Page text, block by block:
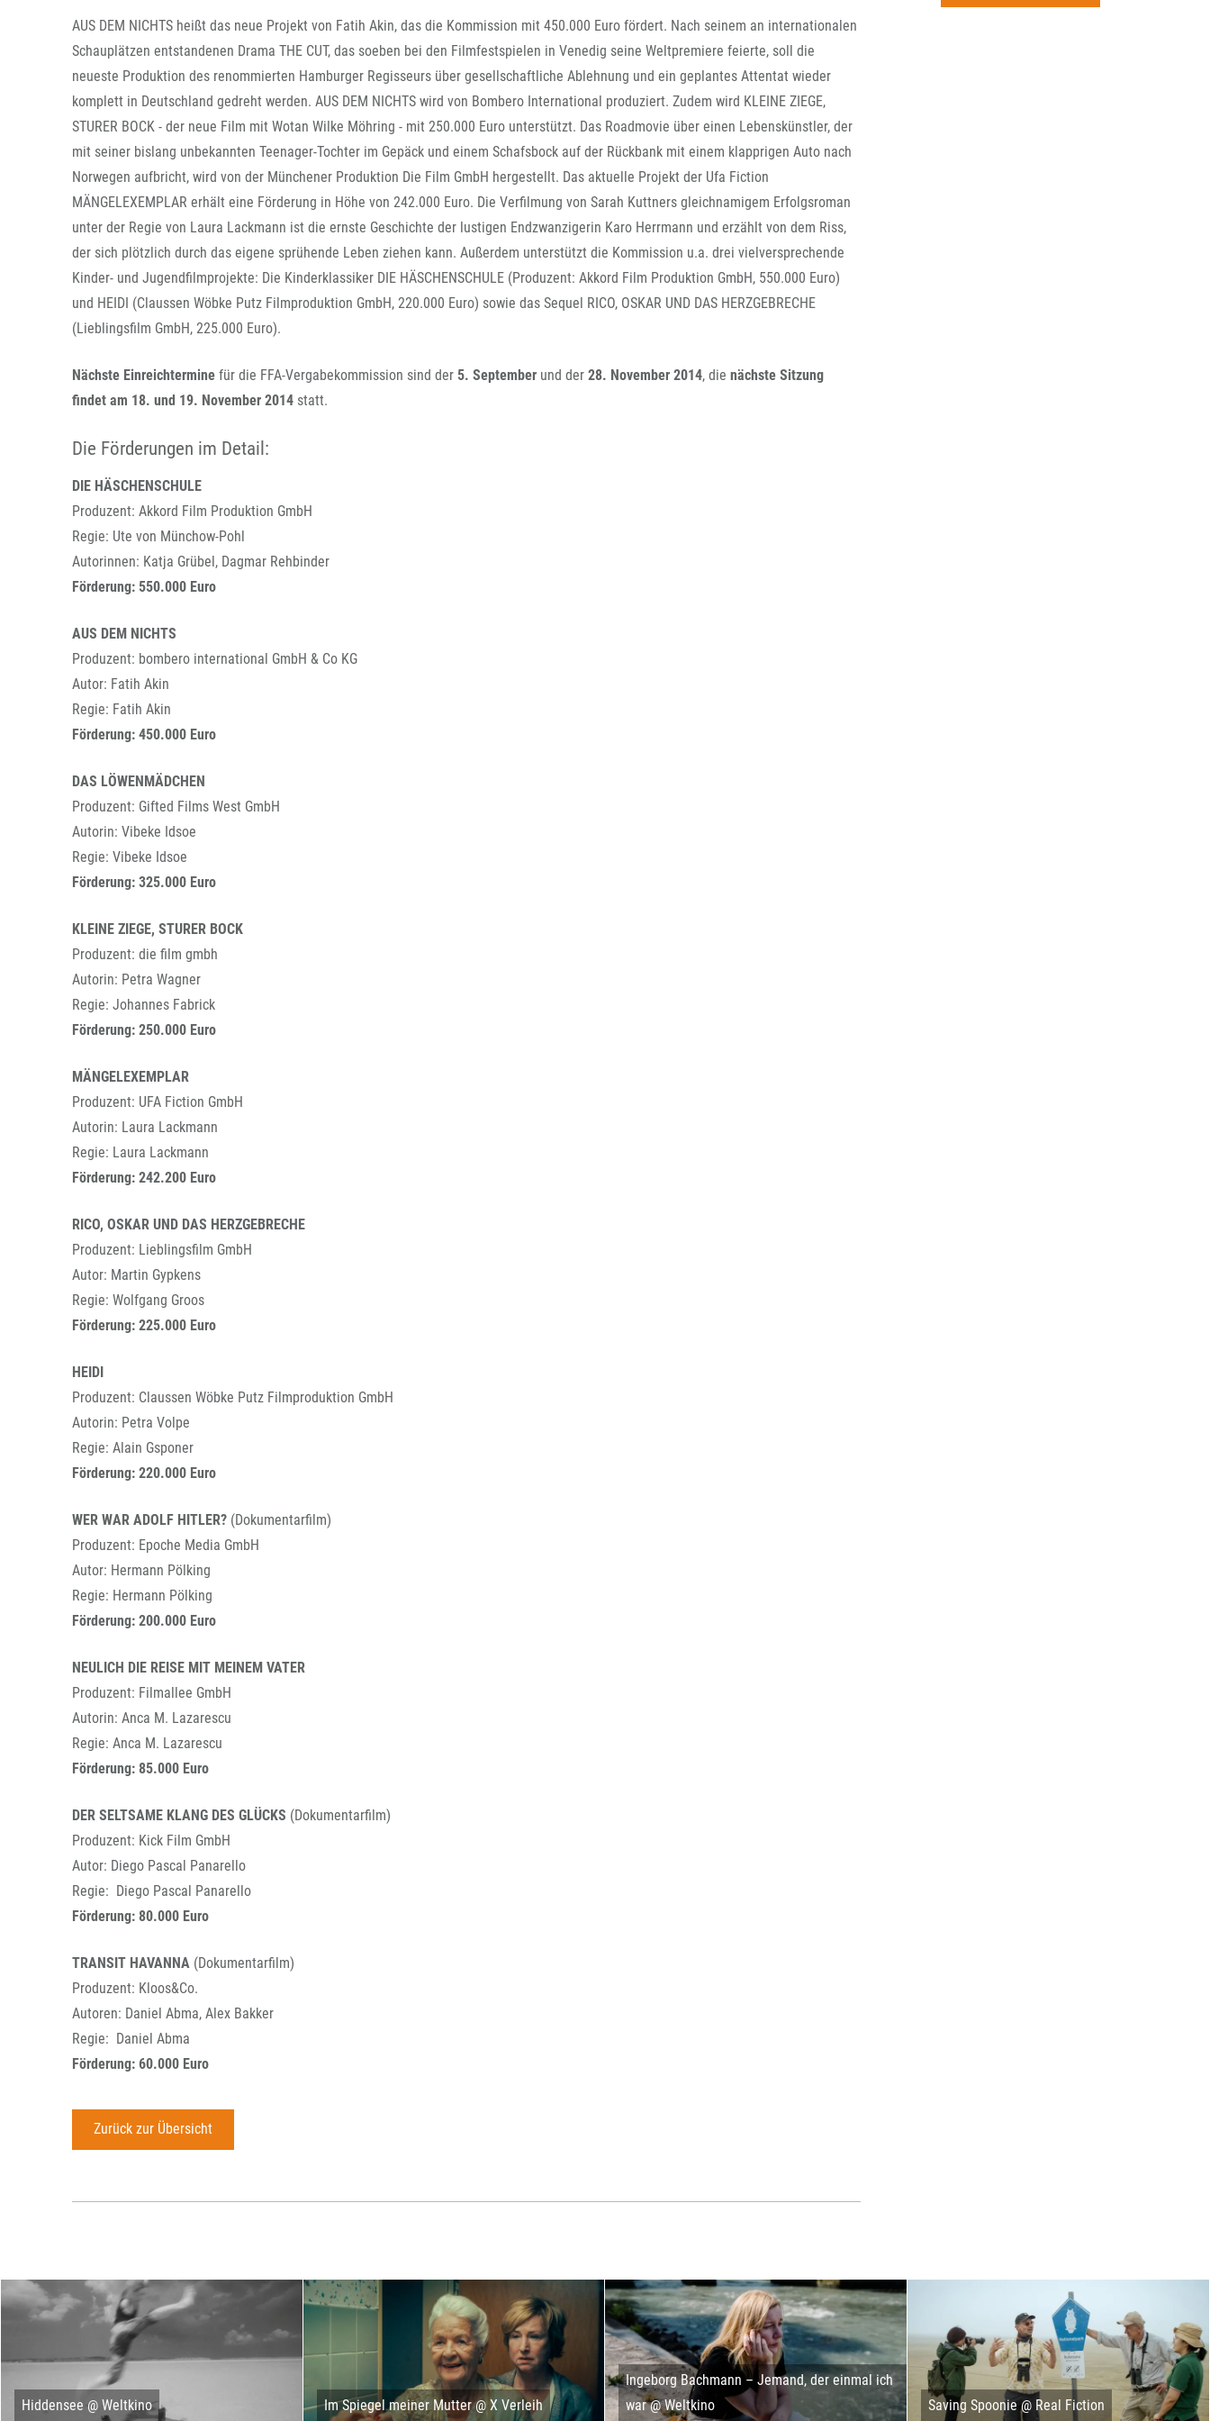
AUS DEM NICHTS heißt das neue Projekt von Fatih Akin, das die Kommission mit 450.000 Euro fördert. Nach seinem an internationalen
Schauplätzen entstandenen Drama THE CUT, das soeben bei den Filmfestspielen in Venedig seine Weltpremiere feierte, soll die
neueste Produktion des renommierten Hamburger Regisseurs über gesellschaftliche Ablehnung und ein geplantes Attentat wieder
komplett in Deutschland gedreht werden. AUS DEM NICHTS wird von Bombero International produziert. Zudem wird KLEINE ZIEGE,
STURER BOCK - der neue Film mit Wotan Wilke Möhring - mit 250.000 Euro unterstützt. Das Roadmovie über einen Lebenskünstler, der
mit seiner bislang unbekannten Teenager-Tochter im Gepäck und einem Schafsbock auf der Rückbank mit einem klapprigen Auto nach
Norwegen aufbricht, wird von der Münchener Produktion Die Film GmbH hergestellt. Das aktuelle Projekt der Ufa Fiction
MÄNGELEXEMPLAR erhält eine Förderung in Höhe von 242.000 Euro. Die Verfilmung von Sarah Kuttners gleichnamigem Erfolgsroman
unter der Regie von Laura Lackmann ist die ernste Geschichte der lustigen Endzwanzigerin Karo Herrmann und erzählt von dem Riss,
der sich plötzlich durch das eigene sprühende Leben ziehen kann. Außerdem unterstützt die Kommission u.a. drei vielversprechende
Kinder- und Jugendfilmprojekte: Die Kinderklassiker DIE HÄSCHENSCHULE (Produzent: Akkord Film Produktion GmbH, 550.000 Euro)
und HEIDI (Claussen Wöbke Putz Filmproduktion GmbH, 220.000 Euro) sowie das Sequel RICO, OSKAR UND DAS HERZGEBRECHE
(Lieblingsfilm GmbH, 225.000 Euro).
Nächste Einreichtermine für die FFA-Vergabekommission sind der 5. September und der 28. November 2014, die nächste Sitzung
findet am 18. und 19. November 2014 statt.
Die Förderungen im Detail:
DIE HÄSCHENSCHULE
Produzent: Akkord Film Produktion GmbH
Regie: Ute von Münchow-Pohl
Autorinnen: Katja Grübel, Dagmar Rehbinder
Förderung: 550.000 Euro
AUS DEM NICHTS
Produzent: bombero international GmbH & Co KG
Autor: Fatih Akin
Regie: Fatih Akin
Förderung: 450.000 Euro
DAS LÖWENMÄDCHEN
Produzent: Gifted Films West GmbH
Autorin: Vibeke Idsoe
Regie: Vibeke Idsoe
Förderung: 325.000 Euro
KLEINE ZIEGE, STURER BOCK
Produzent: die film gmbh
Autorin: Petra Wagner
Regie: Johannes Fabrick
Förderung: 250.000 Euro
MÄNGELEXEMPLAR
Produzent: UFA Fiction GmbH
Autorin: Laura Lackmann
Regie: Laura Lackmann
Förderung: 242.200 Euro
RICO, OSKAR UND DAS HERZGEBRECHE
Produzent: Lieblingsfilm GmbH
Autor: Martin Gypkens
Regie: Wolfgang Groos
Förderung: 225.000 Euro
HEIDI
Produzent: Claussen Wöbke Putz Filmproduktion GmbH
Autorin: Petra Volpe
Regie: Alain Gsponer
Förderung: 220.000 Euro
WER WAR ADOLF HITLER? (Dokumentarfilm)
Produzent: Epoche Media GmbH
Autor: Hermann Pölking
Regie: Hermann Pölking
Förderung: 200.000 Euro
NEULICH DIE REISE MIT MEINEM VATER
Produzent: Filmallee GmbH
Autorin: Anca M. Lazarescu
Regie: Anca M. Lazarescu
Förderung: 85.000 Euro
DER SELTSAME KLANG DES GLÜCKS (Dokumentarfilm)
Produzent: Kick Film GmbH
Autor: Diego Pascal Panarello
Regie: Diego Pascal Panarello
Förderung: 80.000 Euro
TRANSIT HAVANNA (Dokumentarfilm)
Produzent: Kloos&Co.
Autoren: Daniel Abma, Alex Bakker
Regie: Daniel Abma
Förderung: 60.000 Euro
Zurück zur Übersicht
Hiddensee @ Weltkino Im Spiegel meiner Mutter @ X Verleih
Ingeborg Bachmann – Jemand, der einmal ich
war @ Weltkino
Saving Spoonie @ Real Fiction